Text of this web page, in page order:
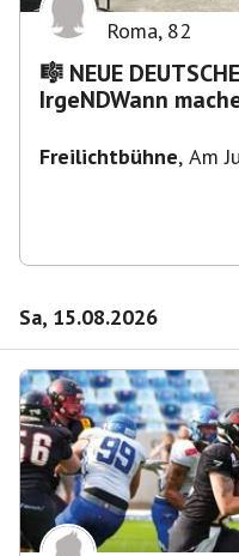
Roma, 82
🎼 NEUE
IrgeNDWann
Freilichtbühne, Am
Sa, 15.08.2026